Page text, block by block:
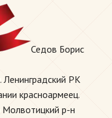
Седов Борис
Ленинградский РК
красноармеец.
р-н